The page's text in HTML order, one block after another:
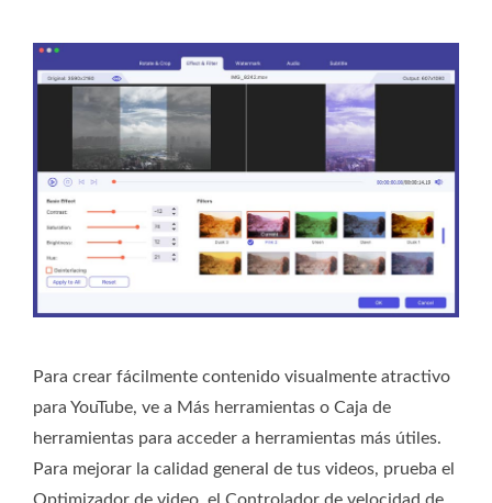
Para crear fácilmente contenido visualmente atractivo
para YouTube, ve a Más herramientas o Caja de
herramientas para acceder a herramientas más útiles.
Para mejorar la calidad general de tus videos, prueba el